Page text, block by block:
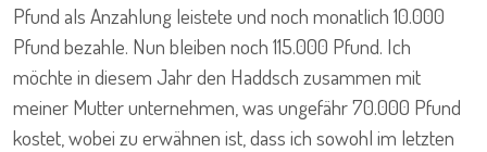
Pfund als Anzahlung leistete und noch monatlich 10.000
Pfund bezahle. Nun bleiben noch 115.000 Pfund. Ich
möchte in diesem Jahr den Haddsch zusammen mit
meiner Mutter unternehmen, was ungefähr 70.000 Pfund
kostet, wobei zu erwähnen ist, dass ich sowohl im letzten